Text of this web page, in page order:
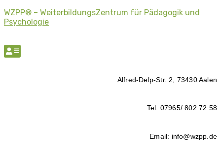
WZPP® – WeiterbildungsZentrum für Pädagogik und
Psychologie
Alfred-Delp-Str. 2, 73430 Aalen
Tel: 07965/ 802 72 58
Email: info@wzpp.de